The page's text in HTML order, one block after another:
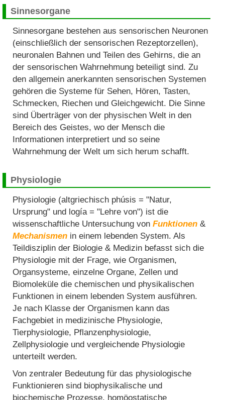
Sinnesorgane
Sinnesorgane bestehen aus sensorischen Neuronen
(einschließlich der sensorischen Rezeptorzellen),
neuronalen Bahnen und Teilen des Gehirns, die an
der sensorischen Wahrnehmung beteiligt sind. Zu
den allgemein anerkannten sensorischen Systemen
gehören die Systeme für Sehen, Hören, Tasten,
Schmecken, Riechen und Gleichgewicht. Die Sinne
sind Überträger von der physischen Welt in den
Bereich des Geistes, wo der Mensch die
Informationen interpretiert und so seine
Wahrnehmung der Welt um sich herum schafft.
Physiologie
Physiologie (altgriechisch phúsis = "Natur,
Ursprung" und logía = "Lehre von") ist die
wissenschaftliche Untersuchung vonFunktionen &
Mechanismen in einem lebenden System. Als
Teildisziplin der Biologie & Medizin befasst sich die
Physiologie mit der Frage, wie Organismen,
Organsysteme, einzelne Organe, Zellen und
Biomoleküle die chemischen und physikalischen
Funktionen in einem lebenden System ausführen.
Je nach Klasse der Organismen kann das
Fachgebiet in medizinische Physiologie,
Tierphysiologie, Pflanzenphysiologie,
Zellphysiologie und vergleichende Physiologie
unterteilt werden.
Von zentraler Bedeutung für das physiologische
Funktionieren sind biophysikalische und
biochemische Prozesse, homöostatische